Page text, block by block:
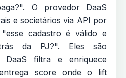
O provedor DaaS
e societários via API por
"esse cadastro é válido e
da PJ?". Eles são
DaaS filtra e enriquece
score onde o lift